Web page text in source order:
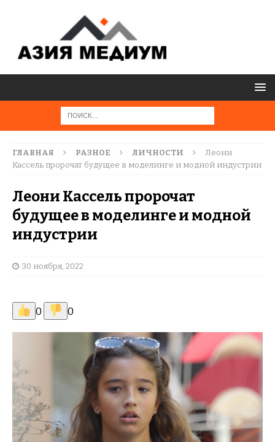
ГЛАВНАЯ РАЗНОЕ ЛИЧНОСТИ
Леони
Кассель пророчат будущее в моделинге и модной индустрии
Леони Кассель пророчат
будущее в моделинге и модной
индустрии
30 ноября, 2022
0 0